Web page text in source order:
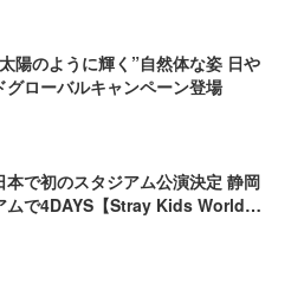
陽のように輝く”自然体な姿 日や
グローバルキャンペーン登場
で初のスタジアム公演決定 静岡
ムで4DAYS【Stray Kids World